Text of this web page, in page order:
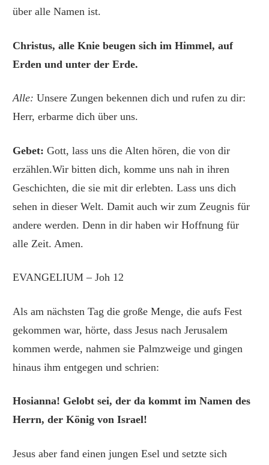
über alle Namen ist.
Christus, alle Knie beugen sich im Himmel, auf
Erden und unter der Erde.
Alle:Unsere Zungen bekennen dich und rufen zu dir:
Herr, erbarme dich über uns.
Gebet: Gott, lass uns die Alten hören, die von dir
erzählen.Wir bitten dich, komme uns nah in ihren
Geschichten, die sie mit dir erlebten. Lass uns dich
sehen in dieser Welt. Damit auch wir zum Zeugnis für
andere werden. Denn in dir haben wir Hoffnung für
alle Zeit. Amen.
EVANGELIUM – Joh 12
Als am nächsten Tag die große Menge, die aufs Fest
gekommen war, hörte, dass Jesus nach Jerusalem
kommen werde, nahmen sie Palmzweige und gingen
hinaus ihm entgegen und schrien:
Hosianna! Gelobt sei, der da kommt im Namen des
Herrn, der König von Israel!
Jesus aber fand einen jungen Esel und setzte sich